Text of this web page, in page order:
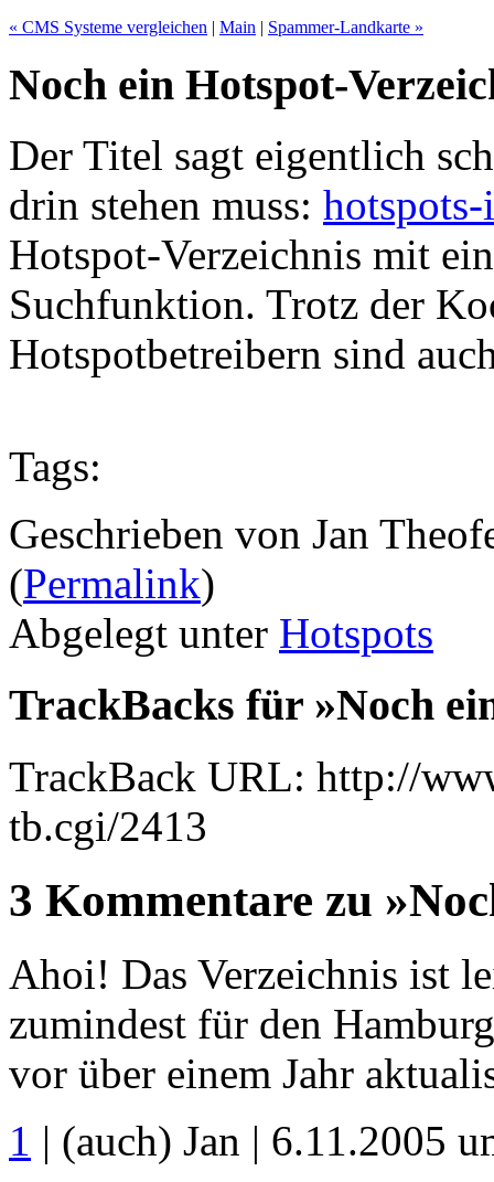
« CMS Systeme vergleichen | Main | Spammer-Landkarte »
Noch ein Hotspot-
Der Titel sagt eigentlich
drin stehen muss:
Hotspot-Verzeichnis mit
Suchfunktion. Trotz der
Hotspotbetreibern sind
Tags:
Geschrieben von Jan
(Permalink)
Abgelegt unter Hotspots
TrackBacks für »Noch
TrackBack URL: http://
tb.cgi/2413
3 Kommentare zu
Ahoi! Das Verzeichnis ist
zumindest für den
vor über einem Jahr
1 | (auch) Jan | 6.11.2005